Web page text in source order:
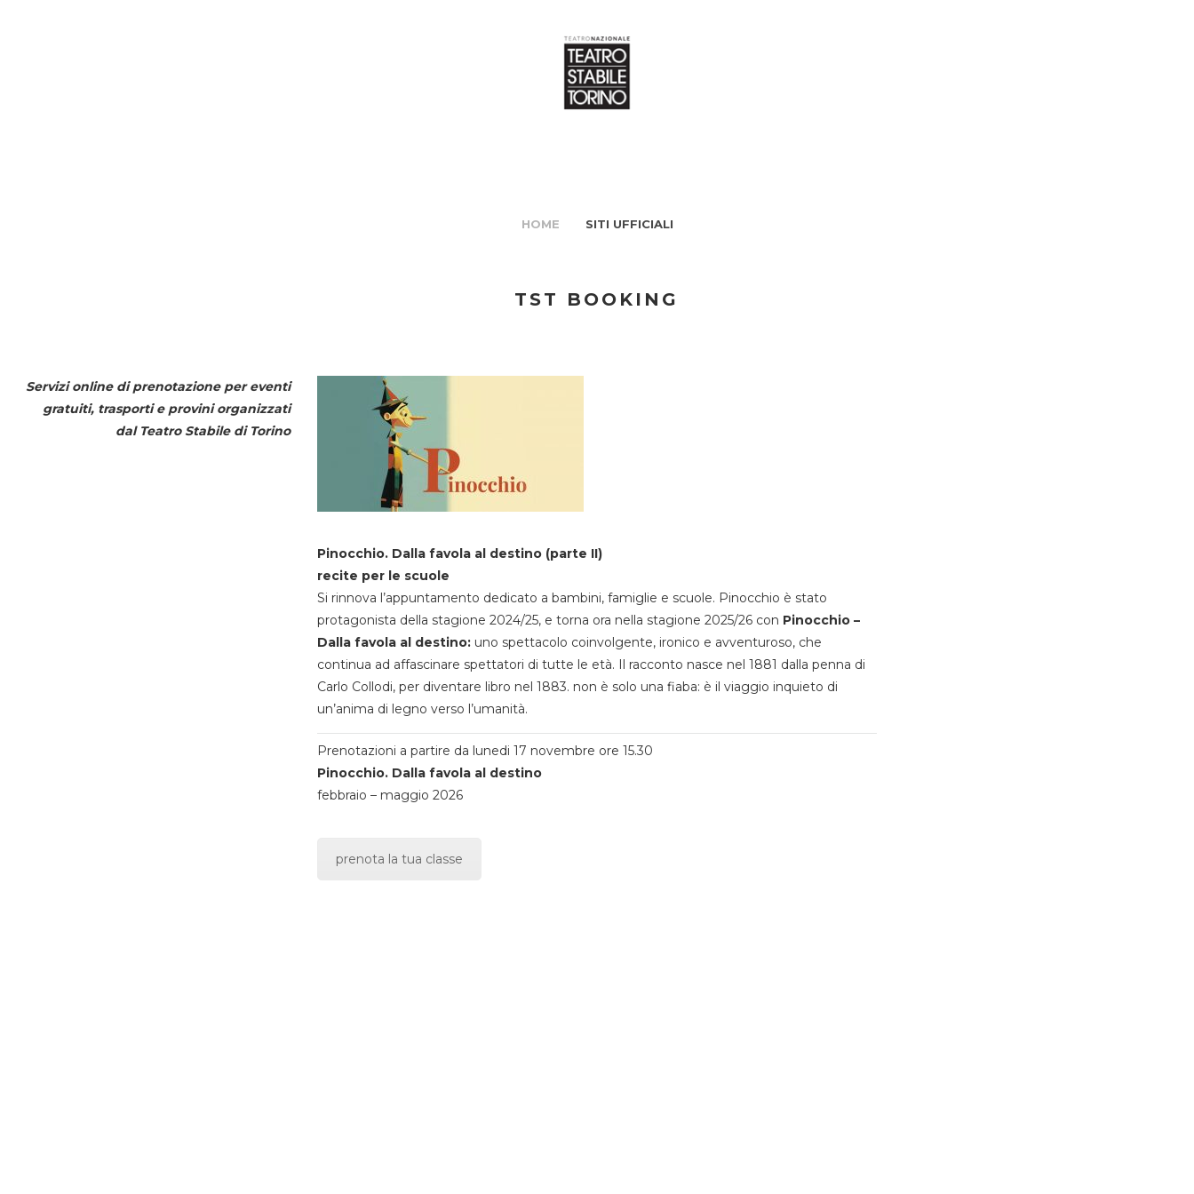
HOME SITI UFFICIALI
TST BOOKING
Servizi online di prenotazione per eventi
gratuiti, trasporti e provini organizzati
dal Teatro Stabile di Torino
Pinocchio. Dalla favola al destino (parte II)
recite per le scuole
Si rinnova l’appuntamento dedicato a bambini, famiglie e scuole. Pinocchio è stato
protagonista della stagione 2024/25, e torna ora nella stagione 2025/26 con Pinocchio –
Dalla favola al destino:uno spettacolo coinvolgente, ironico e avventuroso, che
continua ad affascinare spettatori di tutte le età. Il racconto nasce nel 1881 dalla penna di
Carlo Collodi, per diventare libro nel 1883. non è solo una fiaba: è il viaggio inquieto di
un’anima di legno verso l’umanità.
Prenotazioni a partire da lunedi 17 novembre ore 15.30
Pinocchio. Dalla favola al destino
febbraio – maggio 2026
prenota la tua classe